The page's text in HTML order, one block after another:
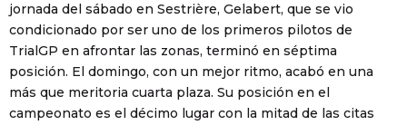
jornada del sábado en Sestrière, Gelabert, que se vio
condicionado por ser uno de los primeros pilotos de
TrialGP en afrontar las zonas, terminó en séptima
posición. El domingo, con un mejor ritmo, acabó en una
más que meritoria cuarta plaza. Su posición en el
campeonato es el décimo lugar con la mitad de las citas